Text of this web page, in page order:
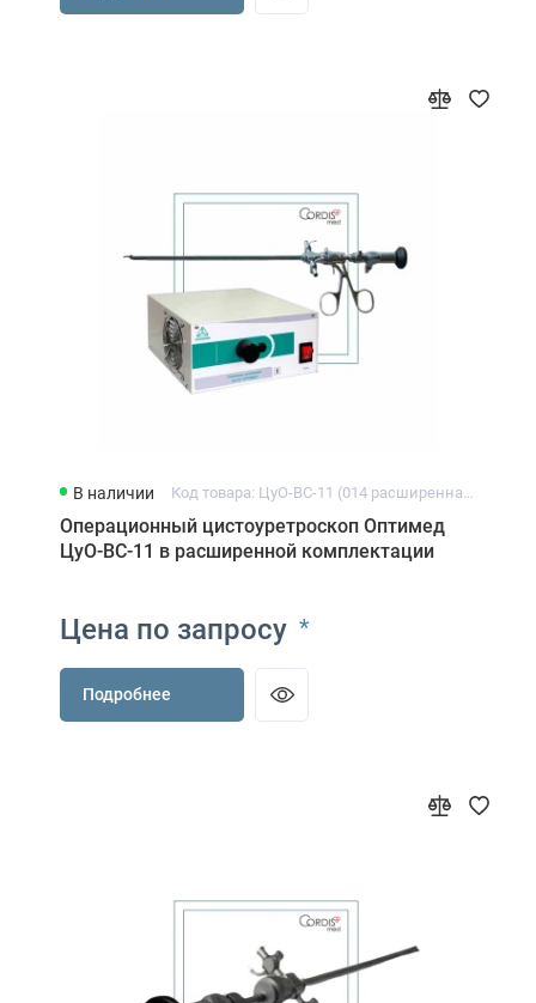
В наличии
Операционный цистоуретроскоп Оптимед
ЦуО-ВС-11 в расширенной комплектации
Цена по запросу *
Подробнее